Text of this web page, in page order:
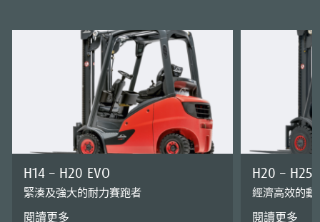
H14 – H20 EVO
緊湊及強大的耐力賽跑者
閱讀更多
H20 – H25
經濟高效的動
閱讀更多